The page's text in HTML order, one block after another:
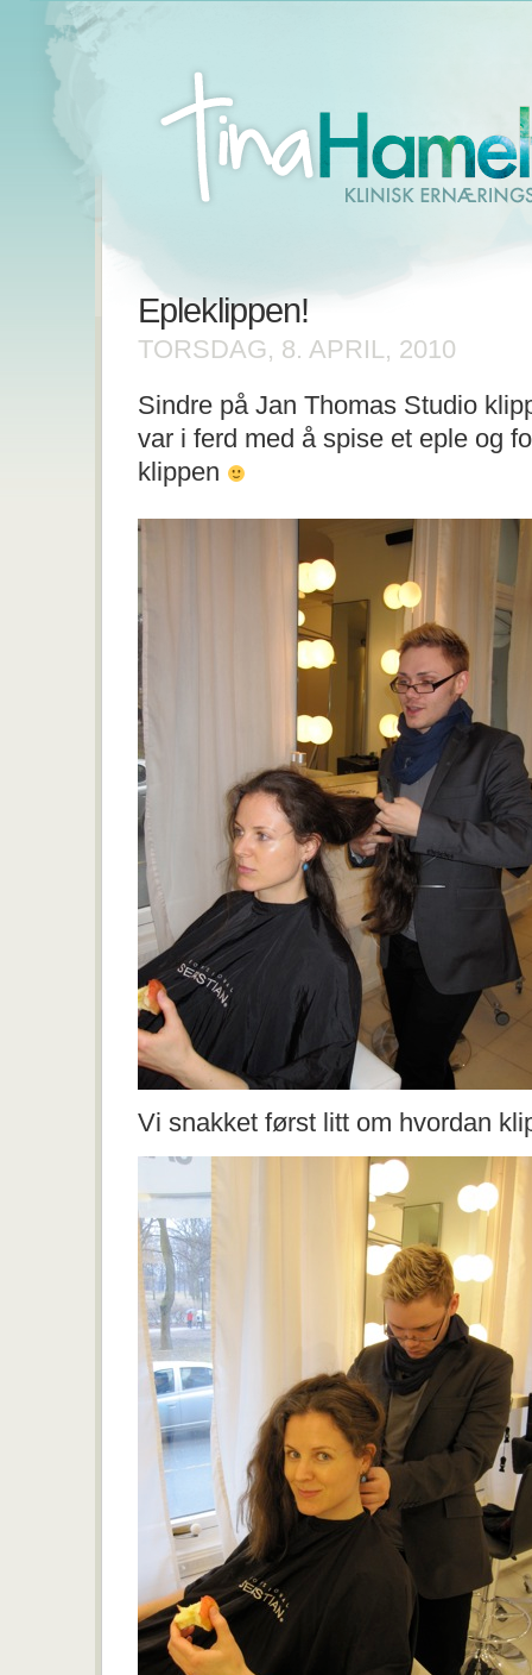
Epleklippen!
TORSDAG, 8. APRIL, 2010
Sindre på Jan Thomas Studio
var i ferd med å spise et eple og
klippen
Vi snakket først litt om hvordan